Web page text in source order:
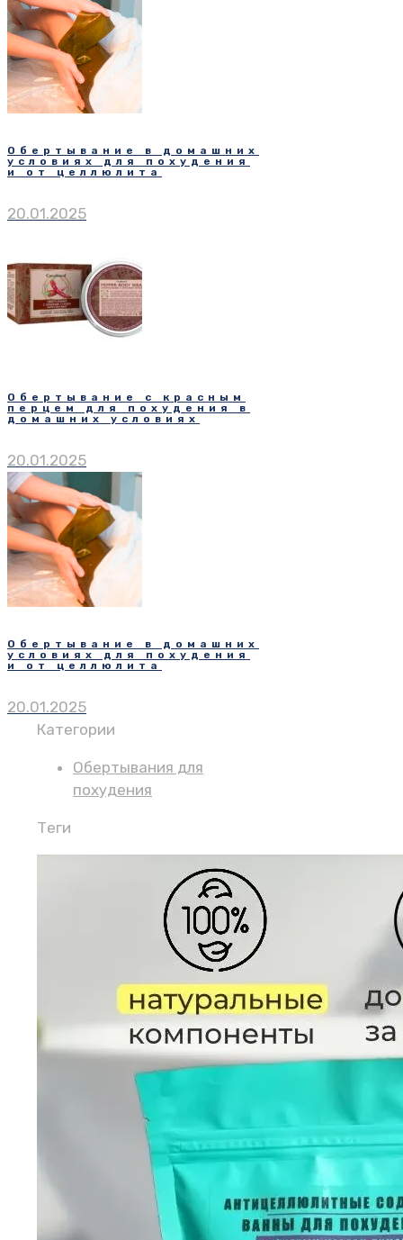
Обертывание в домашних
условиях для похудения
и от целлюлита
20.01.2025
Обертывание с красным
перцем для похудения в
домашних условиях
20.01.2025
Обертывание в домашних
условиях для похудения
и от целлюлита
20.01.2025
Категории
Обертывания для
похудения
Теги